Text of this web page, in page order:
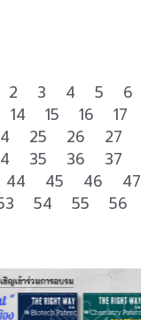
2 3 4 5 6
14 15 16 17
25 26 27
35 36 37
44 45 46 47
54 55 56